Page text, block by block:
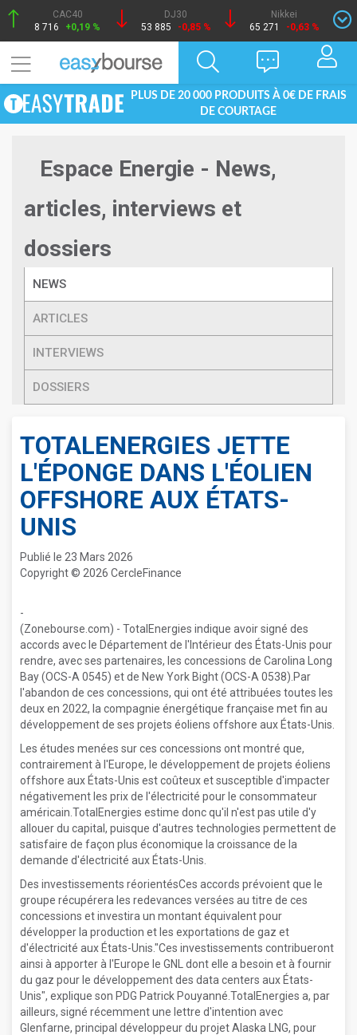
CAC40
8 716
+0,19 %
DJ30
53 885
-0,85 %
Nikkei
65 271
-0,63 %
PLUS DE 20 000 PRODUITS À 0€ DE FRAIS
DE COURTAGE
Espace Energie - News,
articles, interviews et
dossiers
NEWS
ARTICLES
INTERVIEWS
DOSSIERS
TOTALENERGIES JETTE
L'ÉPONGE DANS L'ÉOLIEN
OFFSHORE AUX ÉTATS-
UNIS
Publié le 23 Mars 2026
Copyright © 2026 CercleFinance
-
(Zonebourse.com) - TotalEnergies indique avoir signé des
accords avec le Département de l'Intérieur des États-Unis pour
rendre, avec ses partenaires, les concessions de Carolina Long
Bay (OCS-A 0545) et de New York Bight (OCS-A 0538).Par
l'abandon de ces concessions, qui ont été attribuées toutes les
deux en 2022, la compagnie énergétique française met fin au
développement de ses projets éoliens offshore aux États-Unis.
Les études menées sur ces concessions ont montré que,
contrairement à l'Europe, le développement de projets éoliens
offshore aux États-Unis est coûteux et susceptible d'impacter
négativement les prix de l'électricité pour le consommateur
américain.TotalEnergies estime donc qu'il n'est pas utile d'y
allouer du capital, puisque d'autres technologies permettent de
satisfaire de façon plus économique la croissance de la
demande d'électricité aux États-Unis.
Des investissements réorientésCes accords prévoient que le
groupe récupérera les redevances versées au titre de ces
concessions et investira un montant équivalent pour
développer la production et les exportations de gaz et
d'électricité aux États-Unis."Ces investissements contribueront
ainsi à apporter à l'Europe le GNL dont elle a besoin et à fournir
du gaz pour le développement des data centers aux États-
Unis", explique son PDG Patrick Pouyanné.TotalEnergies a, par
ailleurs, signé récemment une lettre d'intention avec
Glenfarne, principal développeur du projet Alaska LNG, pour